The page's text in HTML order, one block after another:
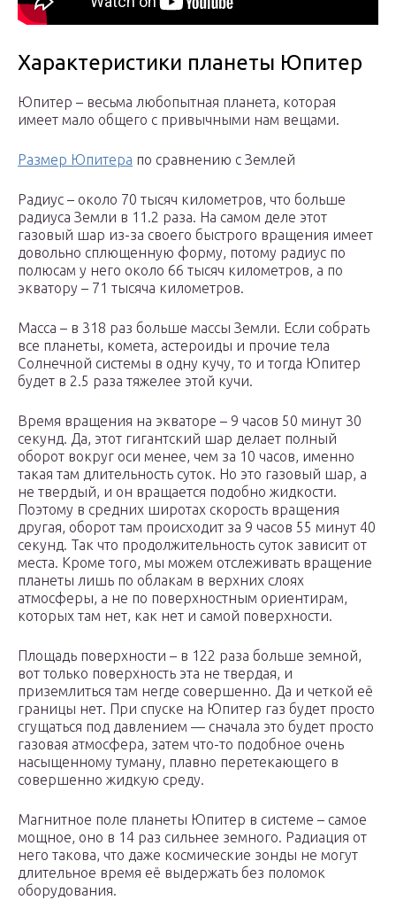
Характеристики планеты Юпитер
Юпитер – весьма любопытная планета, которая
имеет мало общего с привычными нам вещами.
Размер Юпитера по сравнению с Землей
Радиус – около 70 тысяч километров, что больше
радиуса Земли в 11.2 раза. На самом деле этот
газовый шар из-за своего быстрого вращения имеет
довольно сплющенную форму, потому радиус по
полюсам у него около 66 тысяч километров, а по
экватору – 71 тысяча километров.
Масса – в 318 раз больше массы Земли. Если собрать
все планеты, комета, астероиды и прочие тела
Солнечной системы в одну кучу, то и тогда Юпитер
будет в 2.5 раза тяжелее этой кучи.
Время вращения на экваторе – 9 часов 50 минут 30
секунд. Да, этот гигантский шар делает полный
оборот вокруг оси менее, чем за 10 часов, именно
такая там длительность суток. Но это газовый шар, а
не твердый, и он вращается подобно жидкости.
Поэтому в средних широтах скорость вращения
другая, оборот там происходит за 9 часов 55 минут 40
секунд. Так что продолжительность суток зависит от
места. Кроме того, мы можем отслеживать вращение
планеты лишь по облакам в верхних слоях
атмосферы, а не по поверхностным ориентирам,
которых там нет, как нет и самой поверхности.
Площадь поверхности – в 122 раза больше земной,
вот только поверхность эта не твердая, и
приземлиться там негде совершенно. Да и четкой её
границы нет. При спуске на Юпитер газ будет просто
сгущаться под давлением — сначала это будет просто
газовая атмосфера, затем что-то подобное очень
насыщенному туману, плавно перетекающего в
совершенно жидкую среду.
Магнитное поле планеты Юпитер в системе – самое
мощное, оно в 14 раз сильнее земного. Радиация от
него такова, что даже космические зонды не могут
длительное время её выдержать без поломок
оборудования.